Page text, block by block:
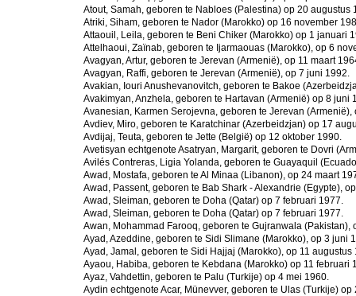
Atout, Samah, geboren te Nabloes (Palestina) op 20 augustus
Atriki, Siham, geboren te Nador (Marokko) op 16 november
Attaouil, Leila, geboren te Beni Chiker (Marokko) op 1 januari
Attelhaoui, Zaïnab, geboren te Ijarmaouas (Marokko), op 6
Avagyan, Artur, geboren te Jerevan (Armenië), op 11 maart
Avagyan, Raffi, geboren te Jerevan (Armenië), op 7 juni 1992.
Avakian, Iouri Anushevanovitch, geboren te Bakoe
Avakimyan, Anzhela, geboren te Hartavan (Armenië) op 8 juni
Avanesian, Karmen Serojevna, geboren te Jerevan (Armenië),
Avdiev, Miro, geboren te Karatchinar (Azerbeidzjan) op 17
Avdijaj, Teuta, geboren te Jette (België) op 12 oktober 1990.
Avetisyan echtgenote Asatryan, Margarit, geboren te Dovri
Avilés Contreras, Ligia Yolanda, geboren te Guayaquil
Awad, Mostafa, geboren te Al Minaa (Libanon), op 24 maart
Awad, Passent, geboren te Bab Shark - Alexandrie (Egypte),
Awad, Sleiman, geboren te Doha (Qatar) op 7 februari 1977.
Awad, Sleiman, geboren te Doha (Qatar) op 7 februari 1977.
Awan, Mohammad Farooq, geboren te Gujranwala (Pakistan),
Ayad, Azeddine, geboren te Sidi Slimane (Marokko), op 3 juni
Ayad, Jamal, geboren te Sidi Hajjaj (Marokko), op 11 augustus
Ayaou, Habiba, geboren te Kebdana (Marokko) op 11 februari
Ayaz, Vahdettin, geboren te Palu (Turkije) op 4 mei 1960.
Aydin echtgenote Acar, Münevver, geboren te Ulas (Turkije) op